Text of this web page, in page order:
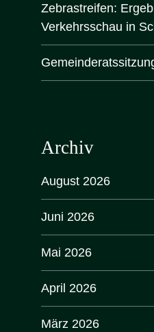
Zebrastreifen:
Verkehrsschau in
Archiv
August 2026
Juni 2026
Mai 2026
April 2026
März 2026